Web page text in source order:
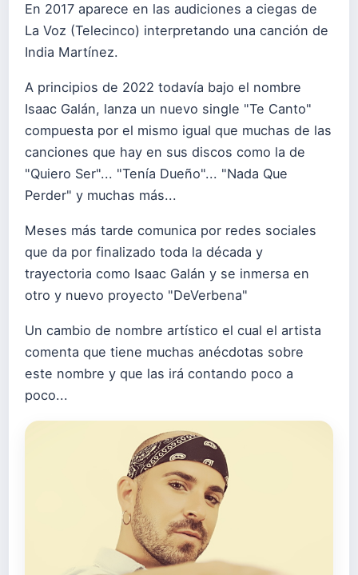
En 2017 aparece en las audiciones a ciegas de
La Voz (Telecinco) interpretando una canción de
India Martínez.
A principios de 2022 todavía bajo el nombre
Isaac Galán, lanza un nuevo single "Te Canto"
compuesta por el mismo igual que muchas de las
canciones que hay en sus discos como la de
"Quiero Ser"... "Tenía Dueño"... "Nada Que
Perder" y muchas más...
Meses más tarde comunica por redes sociales
que da por finalizado toda la década y
trayectoria como Isaac Galán y se inmersa en
otro y nuevo proyecto "DeVerbena"
Un cambio de nombre artístico el cual el artista
comenta que tiene muchas anécdotas sobre
este nombre y que las irá contando poco a
poco...